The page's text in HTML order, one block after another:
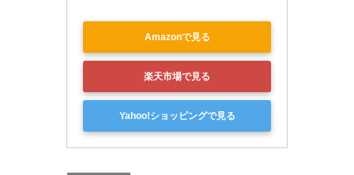
Amazonで見る
楽天市場で見る
Yahoo!ショッピングで見る